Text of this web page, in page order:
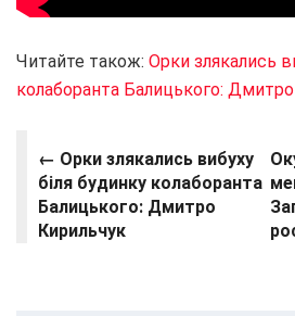
Читайте також: Орки злякались
колаборанта Балицького:
← Орки злякались вибуху
біля будинку колаборанта
Балицького: Дмитро
Кирильчук